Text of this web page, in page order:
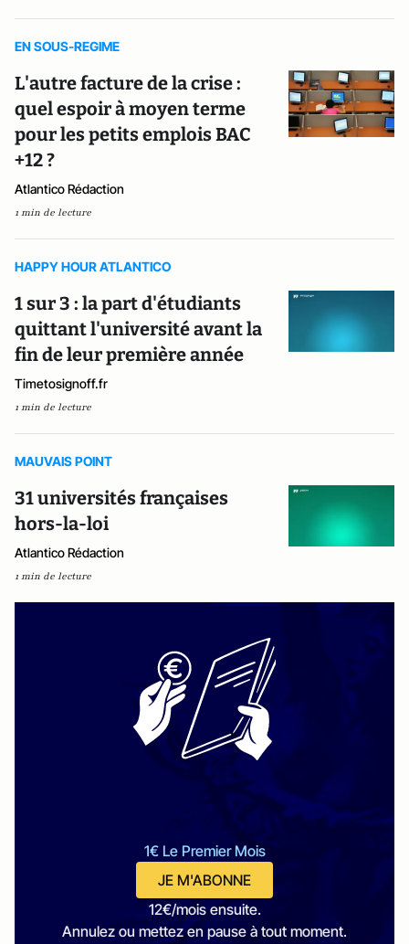
EN SOUS-REGIME
L'autre facture de la crise :
quel espoir à moyen terme
pour les petits emplois BAC
+12 ?
Atlantico Rédaction
1 min de lecture
HAPPY HOUR ATLANTICO
1 sur 3 : la part d'étudiants
quittant l'université avant la
fin de leur première année
Timetosignoff.fr
1 min de lecture
MAUVAIS POINT
31 universités françaises
hors-la-loi
Atlantico Rédaction
1 min de lecture
1€ Le Premier Mois
JE M'ABONNE
12€/mois ensuite.
Annulez ou mettez en pause à tout moment.